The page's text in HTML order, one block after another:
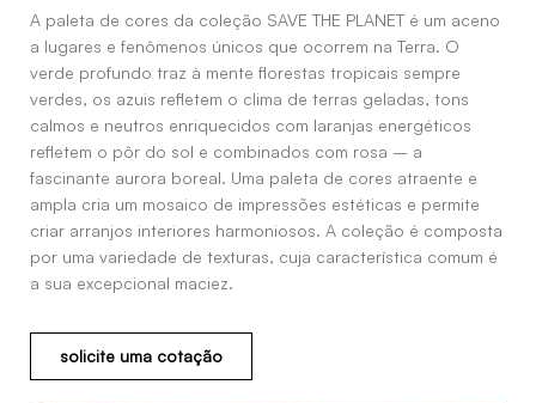
A paleta de cores da coleção SAVE THE PLANET é um aceno
a lugares e fenômenos únicos que ocorrem na Terra. O
verde profundo traz à mente florestas tropicais sempre
verdes, os azuis refletem o clima de terras geladas, tons
calmos e neutros enriquecidos com laranjas energéticos
refletem o pôr do sol e combinados com rosa – a
fascinante aurora boreal. Uma paleta de cores atraente e
ampla cria um mosaico de impressões estéticas e permite
criar arranjos interiores harmoniosos. A coleção é composta
por uma variedade de texturas, cuja característica comum é
a sua excepcional maciez.
solicite uma cotação